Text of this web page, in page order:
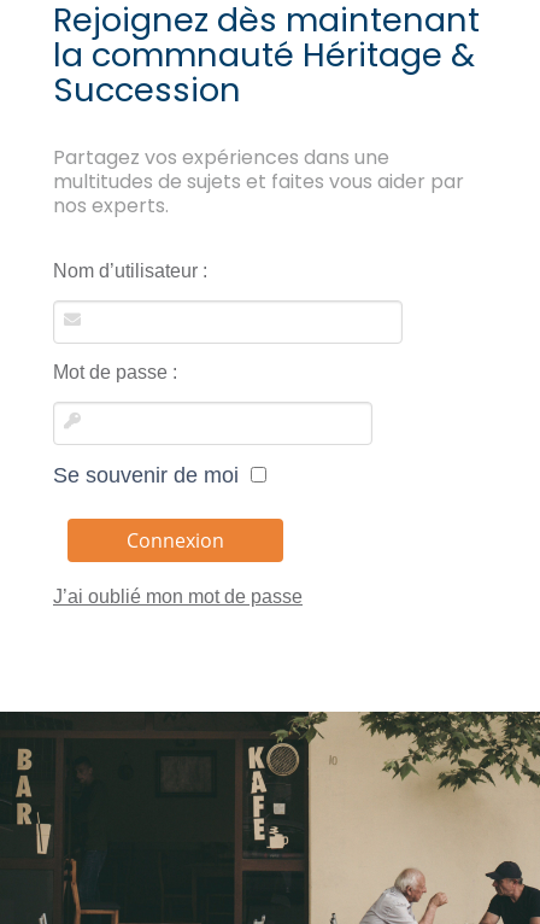
Rejoignez dès maintenant
la commnauté Héritage &
Succession
Partagez vos expériences dans une
multitudes de sujets et faites vous aider par
nos experts.
Nom d’utilisateur :
Mot de passe :
Se souvenir de moi
J’ai oublié mon mot de passe